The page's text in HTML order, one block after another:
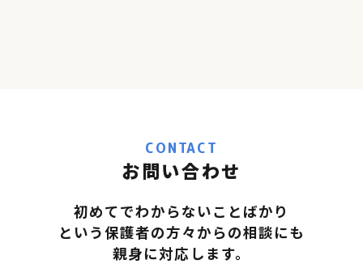
CONTACT
お問い合わせ
初めてでわからないことばかり
という保護者の方々からの相談にも
親身に対応します。